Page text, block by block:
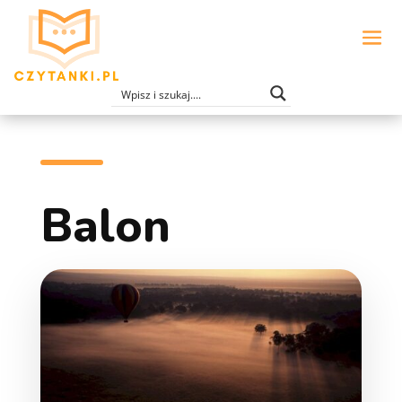
Balon